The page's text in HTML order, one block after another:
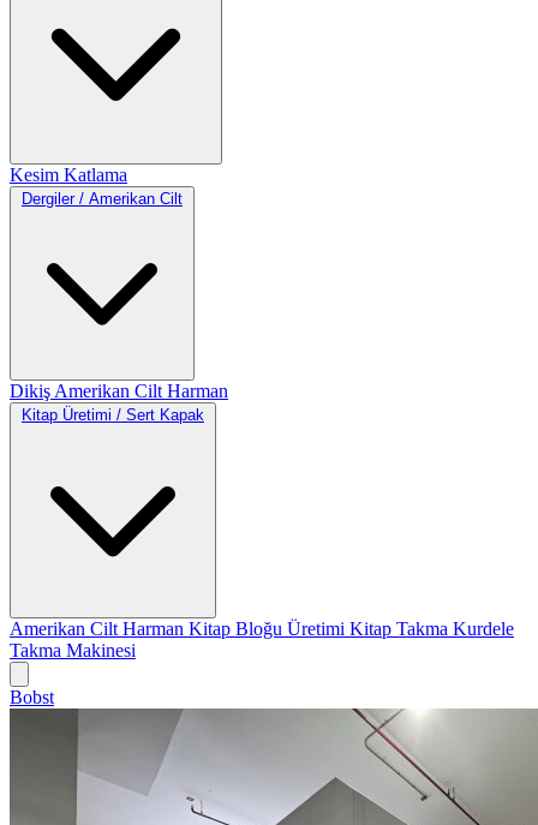
Kesim Katlama
Dergiler / Amerikan Cilt
Dikiş Amerikan Cilt Harman
Kitap Üretimi / Sert Kapak
Amerikan Cilt Harman Kitap Bloğu Üretimi Kitap Takma Kurdele
Takma Makinesi
Bobst